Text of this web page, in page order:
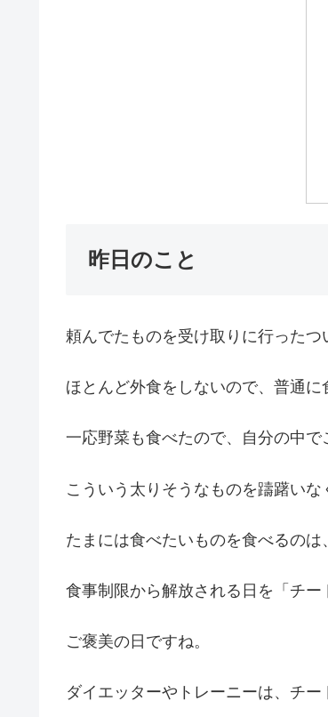
昨日のこと
頼んでたものを受け取りに行ったつ
ほとんど外食をしないので、普通に
一応野菜も食べたので、自分の中で
こういう太りそうなものを躊躇い
たまには食べたいものを食べるのは
食事制限から解放される日を「チー
ご褒美の日ですね。
ダイエッターやトレーニーは、チ